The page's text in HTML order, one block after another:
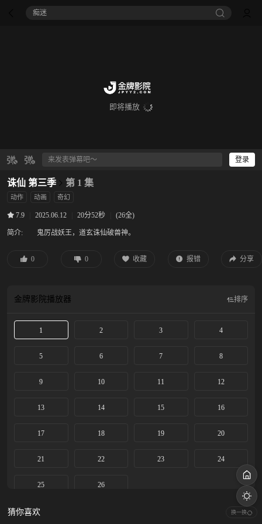
痴迷
即将播放
登录
诛仙 第三季 第 1 集
动作 动画 奇幻
7.9 2025.06.12 20分52秒 (26全)
简介: 鬼厉战妖王，道玄诛仙破兽神。
0 0 收藏 报错 分享
金牌影院播放器 排序
1 2 3 4
5 6 7 8
9 10 11 12
13 14 15 16
17 18 19 20
21 22 23 24
25 26
猜你喜欢 换一换